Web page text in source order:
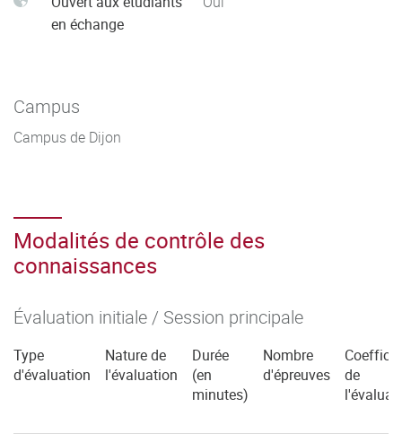
en échange
Campus
Campus de Dijon
Modalités de contrôle des
connaissances
Évaluation initiale / Session principale
Type
d'évaluation
Nature de
l'évaluation
Durée
(en
minutes)
Nombre
d'épreuves
de